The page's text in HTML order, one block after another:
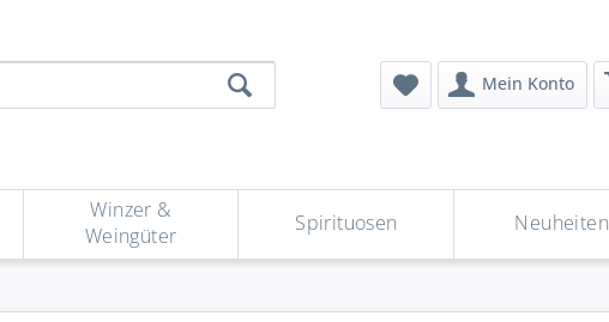
Mein Konto
Winzer &
Weingüter
Spirituosen Neuheiten